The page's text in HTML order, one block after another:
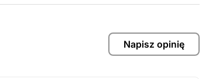
Napisz opinię